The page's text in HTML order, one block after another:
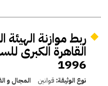
ربط موازنة الهيئة
1996
نوع الوثيقة: قوانين المجال و